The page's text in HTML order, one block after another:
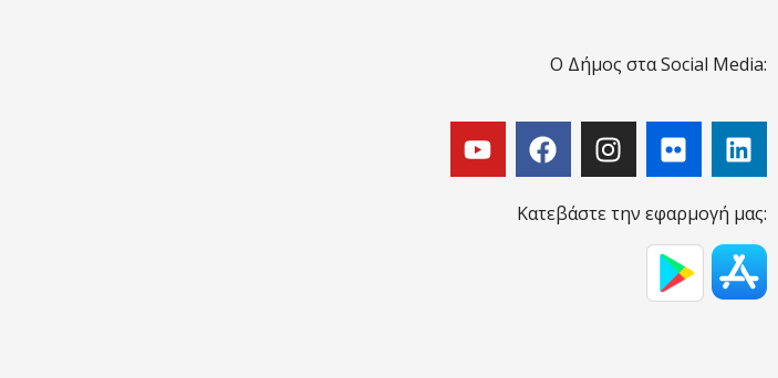
Ο Δήμος στα Social Media:
Κατεβάστε την εφαρμογή μας: